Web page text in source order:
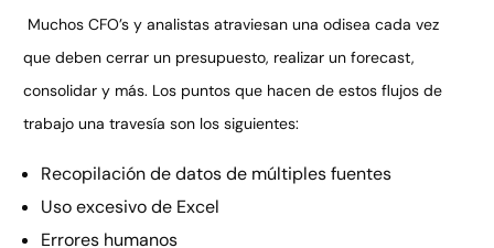
Muchos CFO’s y analistas atraviesan una odisea cada vez
que deben cerrar un presupuesto, realizar un forecast,
consolidar y más. Los puntos que hacen de estos flujos de
trabajo una travesía son los siguientes:
Recopilación de datos de múltiples fuentes
Uso excesivo de Excel
Errores humanos